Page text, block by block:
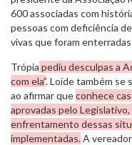
600 associadas com
pessoas com deficiência
vivas que foram
Trópia pediu desculpas a
com ela”. Loíde também se
ao afirmar queconhece
aprovadas pelo
enfrentamento dessas
implementadas.A